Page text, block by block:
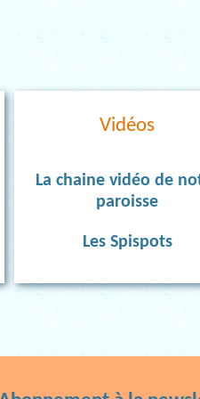
Vidéos
La chaine vidéo de
paroisse
Les Spispots